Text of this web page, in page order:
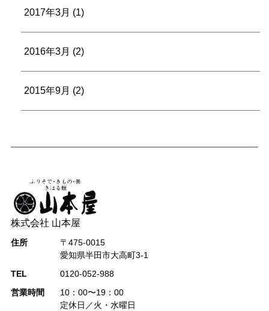
2017年3月 (1)
2016年3月 (2)
2015年9月 (2)
株式会社 山本屋
住所
〒475-0015
愛知県半田市大高町3-1
TEL
0120-052-988
営業時間
10：00〜19：00
定休日／火・水曜日